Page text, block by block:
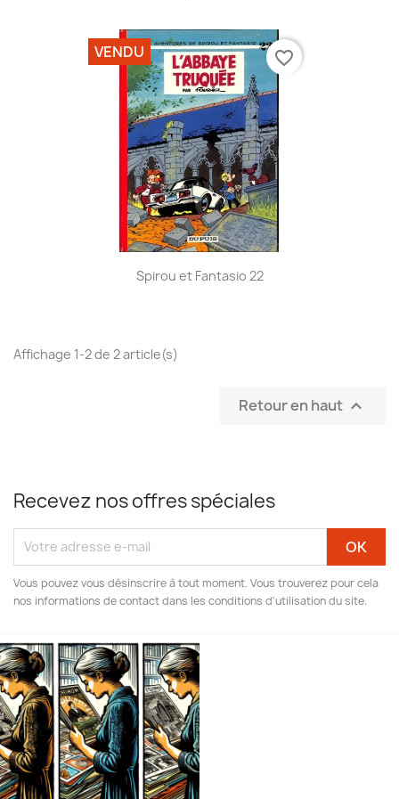
Spirou et Fantasio 22
VENDU favorite_border
Affichage 1-2 de 2 article(s)
Retour en haut 
Recevez nos offres spéciales
Vous pouvez vous désinscrire à tout moment. Vous trouverez pour cela
nos informations de contact dans les conditions d'utilisation du site.